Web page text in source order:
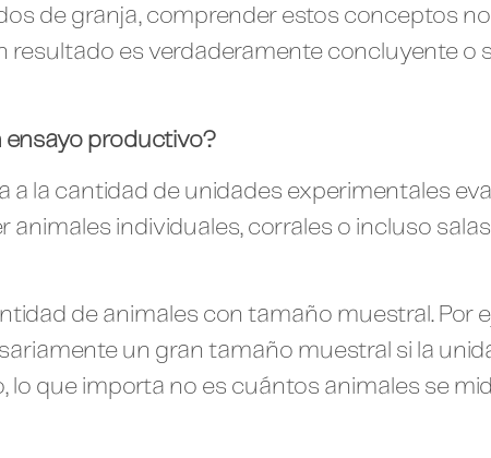
de granja, comprender estos conceptos
resultado es verdaderamente concluyente o
ensayo productivo?
a la cantidad de unidades experimentales
animales individuales, corrales o incluso
de animales con tamaño muestral. Por
un gran tamaño muestral si la
lo que importa no es cuántos animales se